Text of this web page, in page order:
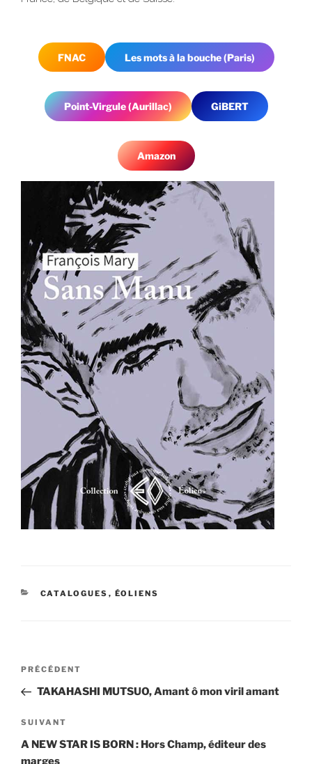
FNAC Les mots à la bouche (Paris)
Point-Virgule (Aurillac) GiBERT
Amazon
CATÉGORIES
CATALOGUES , ÉOLIENS
Navigation
l’article
Article
précédent
PRÉCÉDENT
TAKAHASHI MUTSUO, Amant ô mon viril amant
Article
suivant
SUIVANT
A NEW STAR IS BORN : Hors Champ, éditeur des
marges